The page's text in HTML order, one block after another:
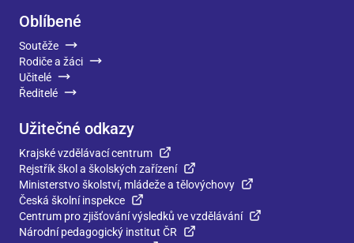
Oblíbené
Soutěže
Rodiče a žáci
Učitelé
Ředitelé
Užitečné odkazy
Krajské vzdělávací centrum
Rejstřík škol a školských zařízení
Ministerstvo školství, mládeže a tělovýchovy
Česká školní inspekce
Centrum pro zjišťování výsledků ve vzdělávání
Národní pedagogický institut ČR